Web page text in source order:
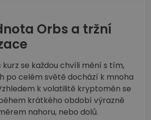
Orbs a tržní
se každou chvíli mění s tím,
po celém světě dochází k mnoha
k volatilitě kryptoměn se
krátkého období výrazně
nahoru, nebo dolů.